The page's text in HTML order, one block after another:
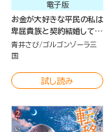
電子版
お金が大好きな平民の私は
卑屈貴族と契約結婚して愛
し愛されます コミック版
（4）
青井さび ゴルゴンゾーラ三
国
試し読み